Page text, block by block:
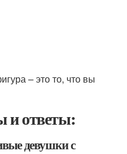
– это то, что вы
и ответы:
девушки с